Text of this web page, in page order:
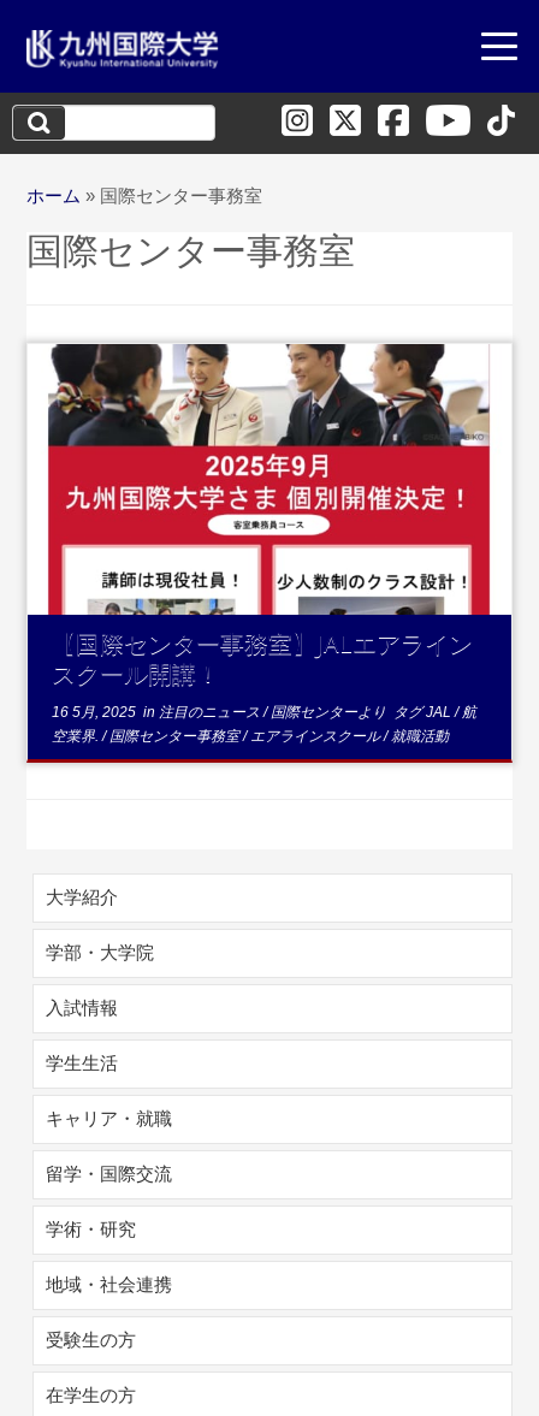
検
索:
ホーム » 国際センター事務室
国際センター事務室
...続きを読む
【国際センター事務室】JALエアライン
スクール開講！
16 5月, 2025 in 注目のニュース/国際センターより タグJAL/航
空業界./国際センター事務室/エアラインスクール/就職活動
大学紹介
学部・大学院
入試情報
学生生活
キャリア・就職
留学・国際交流
学術・研究
地域・社会連携
受験生の方
在学生の方